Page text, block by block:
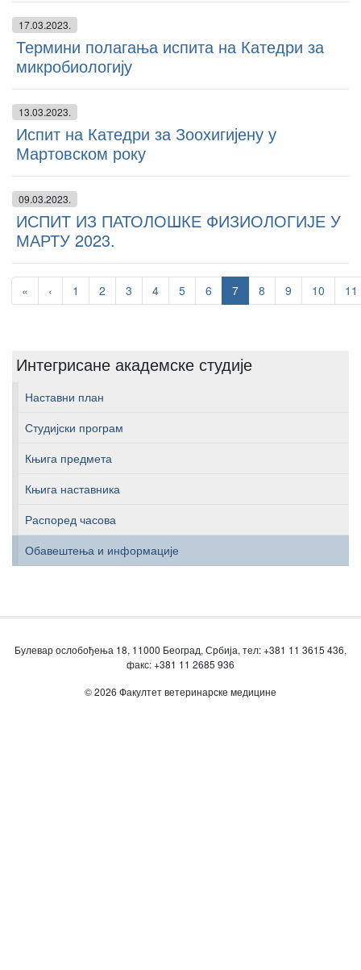
Интегрисане академске студије
Наставни план
Студијски програм
Књига предмета
Књига наставника
Распоред часова
Обавештења и информације
17.03.2023.
Термини полагања испита на Катедри за
микробиологију
13.03.2023.
Испит на Катедри за Зоохигијену у
Мартовском року
09.03.2023.
ИСПИТ ИЗ ПАТОЛОШКЕ ФИЗИОЛОГИЈЕ У
МАРТУ 2023.
« ‹ 1 2 3 4 5 6 7 8 9 10 11
Булевар ослобођења 18, 11000 Београд, Србија, тел: +381 11 3615 436,
факс: +381 11 2685 936
© 2026 Факултет ветеринарске медицине